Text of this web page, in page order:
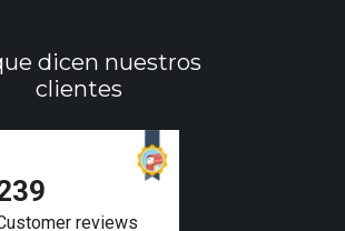
dicen nuestros
clientes